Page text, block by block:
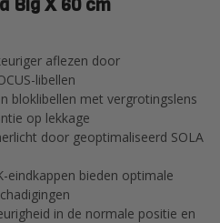
aflezen door
libellen
bloklibellen met vergrotingslens
op lekkage
door geoptimaliseerd SOLA
eindkappen bieden optimale
in de normale positie en